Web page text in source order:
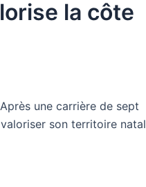
la côte
une carrière de sept
son territoire natal